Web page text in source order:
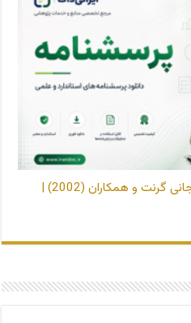
دانلود پرسشنامه خودآگاهی هیجانی گرنت و همکاران (2002) |